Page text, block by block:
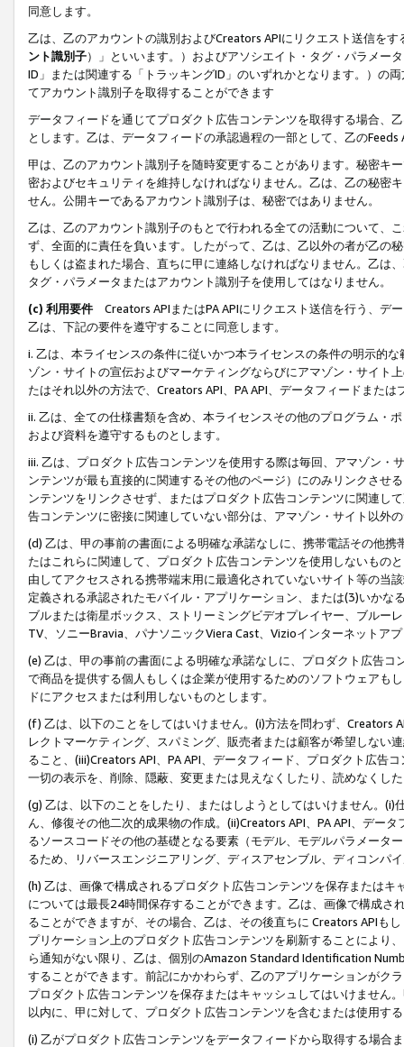
同意します。
乙は、乙のアカウントの識別およびCreators APIにリクエスト送信を
ント識別子）」といいます。）およびアソシエイト・タグ・パラメー
ID」または関連する「トラッキングID」のいずれかとなります。）の
てアカウント識別子を取得することができます
データフィードを通じてプロダクト広告コンテンツを取得する場合、
とします。乙は、データフィードの承認過程の一部として、乙の
甲は、乙のアカウント識別子を随時変更することがあります。秘密キ
密およびセキュリティを維持しなければなりません。乙は、乙の秘密
せん。公開キーであるアカウント識別子は、秘密ではありません。
乙は、乙のアカウント識別子のもとで行われる全ての活動について、
ず、全面的に責任を負います。したがって、乙は、乙以外の者が乙の
もしくは盗まれた場合、直ちに甲に連絡しなければなりません。乙は
タグ・パラメータまたはアカウント識別子を使用してはなりません。
(c) 利用要件 Creators APIまたはPA APIにリクエスト送信を行う、デ
乙は、下記の要件を遵守することに同意します。
i. 乙は、本ライセンスの条件に従いかつ本ライセンスの条件の明示的
ゾン・サイトの宣伝およびマーケティングならびにアマゾン・サイト
たはそれ以外の方法で、Creators API、PA API、データフィードまた
ii. 乙は、全ての仕様書類を含め、本ライセンスその他のプログラム・
および資料を遵守するものとします。
iii. 乙は、プロダクト広告コンテンツを使用する際は毎回、アマゾン
ンテンツが最も直接的に関連するその他のページ）にのみリンクさせ
ンテンツをリンクさせず、またはプロダクト広告コンテンツに関連し
告コンテンツに密接に関連していない部分は、アマゾン・サイト以外
(d) 乙は、甲の事前の書面による明確な承諾なしに、携帯電話その他
たはこれらに関連して、プロダクト広告コンテンツを使用しないもの
由してアクセスされる携帯端末用に最適化されていないサイト等の当
定義される承認されたモバイル・アプリケーション、または(3)いか
ブルまたは衛星ボックス、ストリーミングビデオプレイヤー、ブルー
TV、ソニーBravia、パナソニックViera Cast、Vizioインターネットア
(e) 乙は、甲の事前の書面による明確な承諾なしに、プロダクト広告
で商品を提供する個人もしくは企業が使用するためのソフトウェアも
ドにアクセスまたは利用しないものとします。
(f) 乙は、以下のことをしてはいけません。(i)方法を問わず、Creators
レクトマーケティング、スパミング、販売者または顧客が希望しない
ること、(iii)Creators API、PA API、データフィード、プロダクト広告
一切の表示を、削除、隠蔽、変更または見えなくしたり、読めなくし
(g) 乙は、以下のことをしたり、またはしようとしてはいけません。
ん、修復その他二次的成果物の作成。(ii)Creators API、PA API、デー
るソースコードその他の基礎となる要素（モデル、モデルパラメータ
るため、リバースエンジニアリング、ディスアセンブル、ディコンパ
(h) 乙は、画像で構成されるプロダクト広告コンテンツを保存または
については最長24時間保存することができます。乙は、画像で構成
ることができますが、その場合、乙は、その後直ちに Creators APIも
プリケーション上のプロダクト広告コンテンツを刷新することにより
ら通知がない限り、乙は、個別のAmazon Standard Identification
することができます。前記にかかわらず、乙のアプリケーションがク
プロダクト広告コンテンツを保存またはキャッシュしてはいけません
以内に、甲に対して、プロダクト広告コンテンツを含むまたは使用す
(i) 乙がプロダクト広告コンテンツをデータフィードから取得する場合